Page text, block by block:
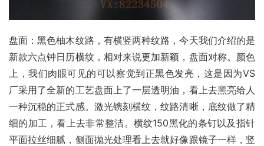
盘面：黑色柚木纹路，有横竖两种纹路，今天我们介绍的是
新款六点钟日历横纹，相对来说更加新颖，盘面对称。颜色
上，我们肉眼可见的可以察觉到正黑色发亮，这是因为VS
厂采用了全新的工艺盘面上了一层透明油，看上去黑亮给人
一种沉稳的正式感。激光镌刻横纹，纹路清晰，底纹做了精
细的加工，看上去非常整洁。横纹150黑化的条钉以及指针
平面拉丝细腻，侧面抛光处理看上去就好像跟镜子一样，竖